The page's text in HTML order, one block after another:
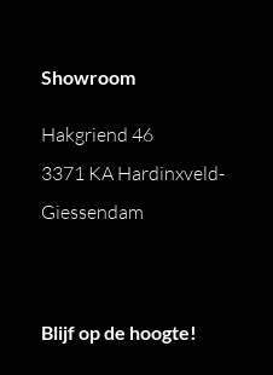
Showroom
Hakgriend 46
3371 KA Hardinxveld-
Giessendam
Blijf op de hoogte!